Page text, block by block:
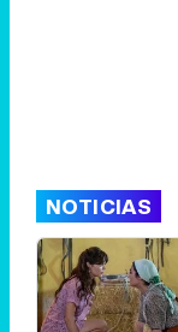
NOTICIAS